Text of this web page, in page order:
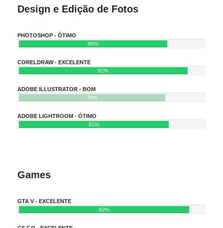
Design e Edição de Fotos
PHOTOSHOP - ÓTIMO
80%
CORELDRAW - EXCELENTE
91%
ADOBE ILLUSTRATOR - BOM
79%
ADOBE LIGHTROOM - ÓTIMO
81%
Games
GTA V - EXCELENTE
92%